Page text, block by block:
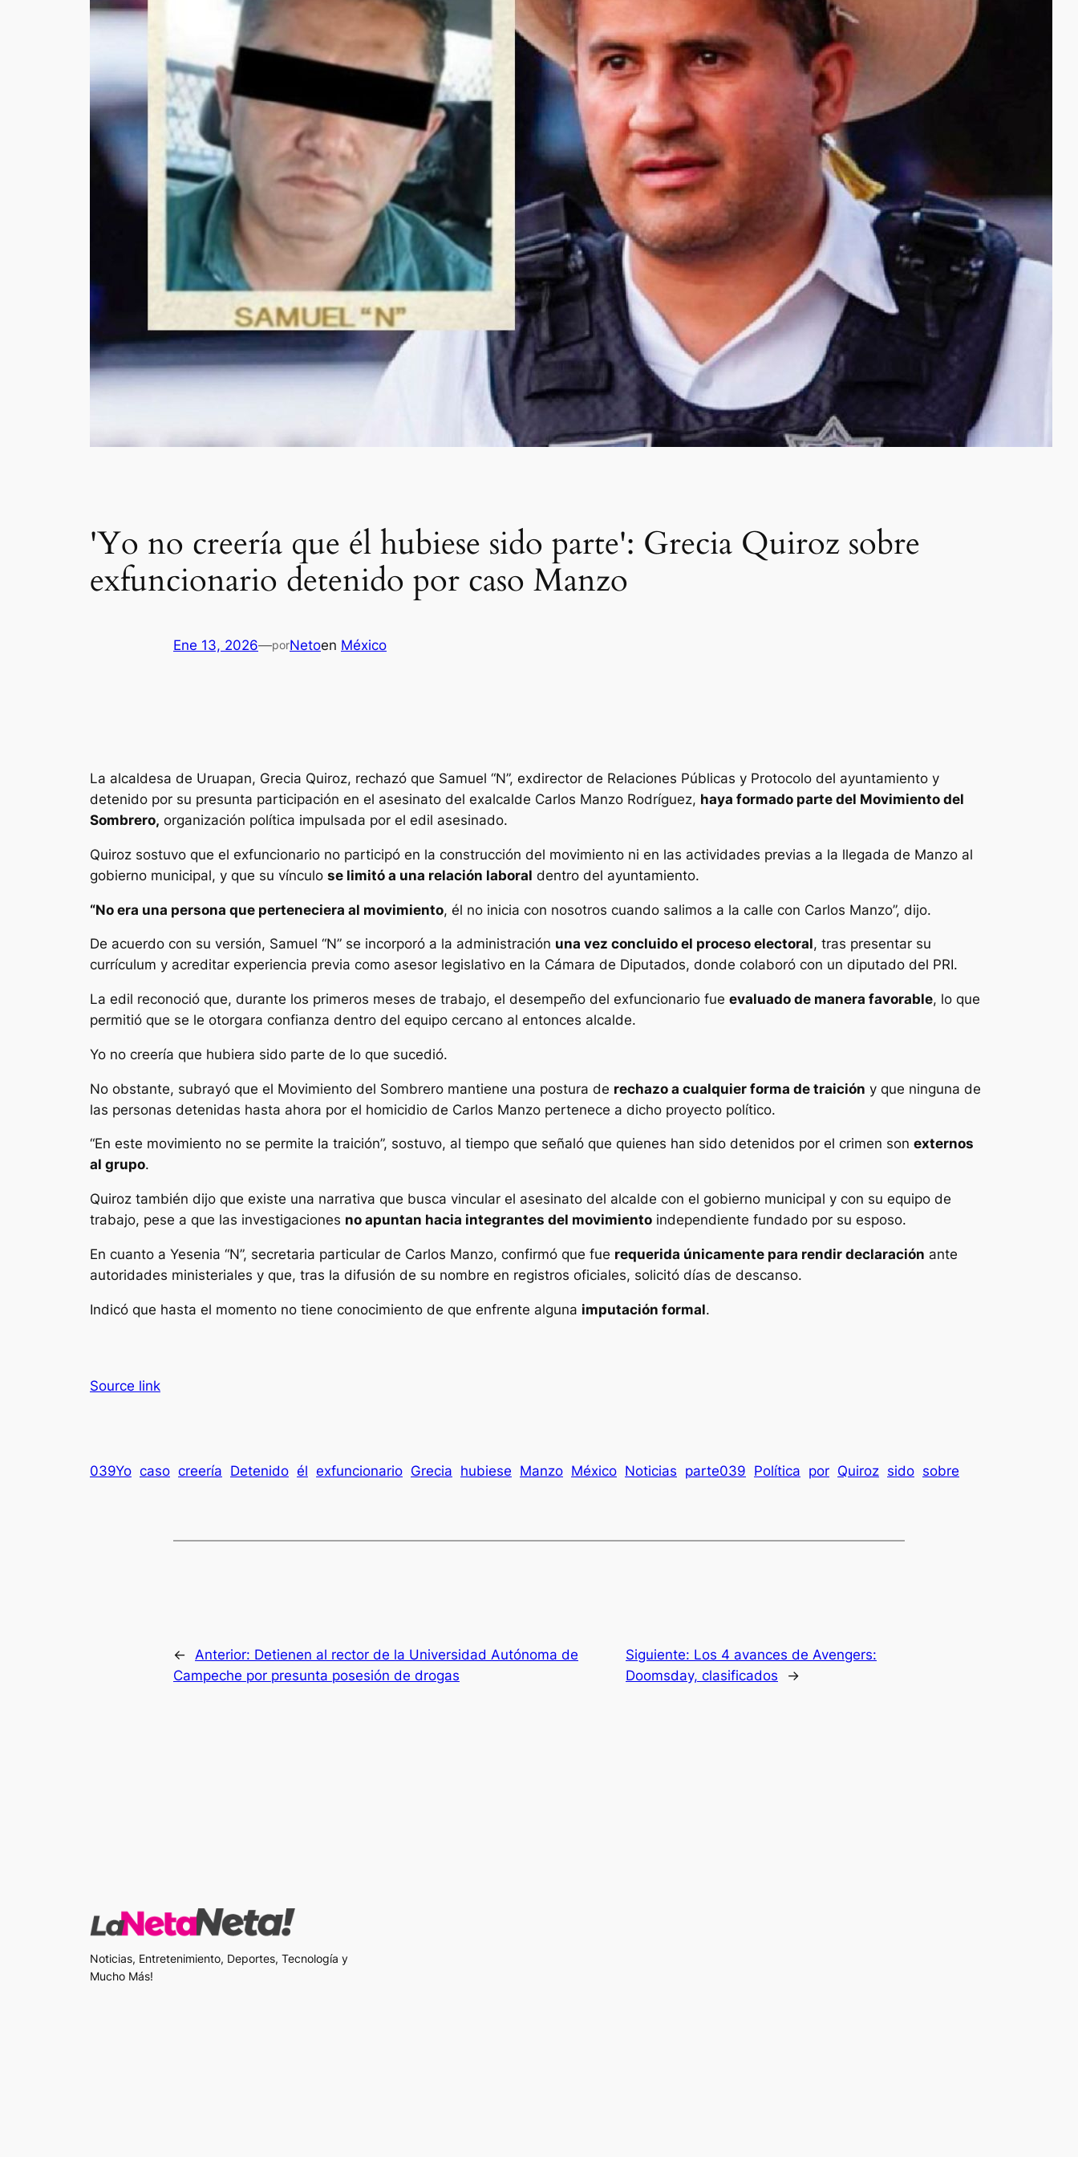
'Yo no creería que él hubiese sido parte': Grecia Quiroz sobre
exfuncionario detenido por caso Manzo
Ene 13, 2026—porNetoen México
La alcaldesa de Uruapan, Grecia Quiroz, rechazó que Samuel “N”, exdirector de Relaciones Públicas y Protocolo del ayuntamiento y
detenido por su presunta participación en el asesinato del exalcalde Carlos Manzo Rodríguez, haya formado parte del Movimiento del
Sombrero, organización política impulsada por el edil asesinado.
Quiroz sostuvo que el exfuncionario no participó en la construcción del movimiento ni en las actividades previas a la llegada de Manzo al
gobierno municipal, y que su vínculo se limitó a una relación laboral dentro del ayuntamiento.
“No era una persona que perteneciera al movimiento, él no inicia con nosotros cuando salimos a la calle con Carlos Manzo”, dijo.
De acuerdo con su versión, Samuel “N” se incorporó a la administración una vez concluido el proceso electoral, tras presentar su
currículum y acreditar experiencia previa como asesor legislativo en la Cámara de Diputados, donde colaboró con un diputado del PRI.
La edil reconoció que, durante los primeros meses de trabajo, el desempeño del exfuncionario fue evaluado de manera favorable, lo que
permitió que se le otorgara confianza dentro del equipo cercano al entonces alcalde.
Yo no creería que hubiera sido parte de lo que sucedió.
No obstante, subrayó que el Movimiento del Sombrero mantiene una postura de rechazo a cualquier forma de traición y que ninguna de
las personas detenidas hasta ahora por el homicidio de Carlos Manzo pertenece a dicho proyecto político.
“En este movimiento no se permite la traición”, sostuvo, al tiempo que señaló que quienes han sido detenidos por el crimen son externos
al grupo.
Quiroz también dijo que existe una narrativa que busca vincular el asesinato del alcalde con el gobierno municipal y con su equipo de
trabajo, pese a que las investigaciones no apuntan hacia integrantes del movimiento independiente fundado por su esposo.
En cuanto a Yesenia “N”, secretaria particular de Carlos Manzo, confirmó que fue requerida únicamente para rendir declaración ante
autoridades ministeriales y que, tras la difusión de su nombre en registros oficiales, solicitó días de descanso.
Indicó que hasta el momento no tiene conocimiento de que enfrente alguna imputación formal.
Source link
039Yo caso creería Detenido él exfuncionario Grecia hubiese Manzo México Noticias parte039 Política por Quiroz sido sobre
← Anterior: Detienen al rector de la Universidad Autónoma de
Campeche por presunta posesión de drogas
Siguiente: Los 4 avances de Avengers:
Doomsday, clasificados
→
Noticias, Entretenimiento, Deportes, Tecnología y
Mucho Más!